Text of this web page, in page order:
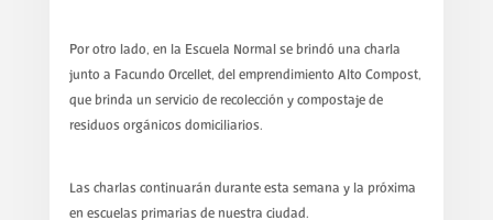
Por otro lado, en la Escuela Normal se brindó una charla
junto a Facundo Orcellet, del emprendimiento Alto Compost,
que brinda un servicio de recolección y compostaje de
residuos orgánicos domiciliarios.
Las charlas continuarán durante esta semana y la próxima
en escuelas primarias de nuestra ciudad.